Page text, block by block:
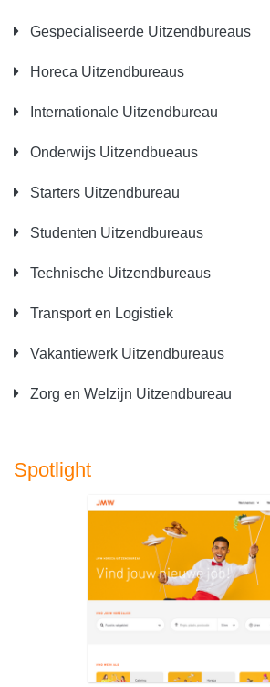
Gespecialiseerde Uitzendbureaus
Horeca Uitzendbureaus
Internationale Uitzendbureau
Onderwijs Uitzendbueaus
Starters Uitzendbureau
Studenten Uitzendbureaus
Technische Uitzendbureaus
Transport en Logistiek
Vakantiewerk Uitzendbureaus
Zorg en Welzijn Uitzendbureau
Spotlight